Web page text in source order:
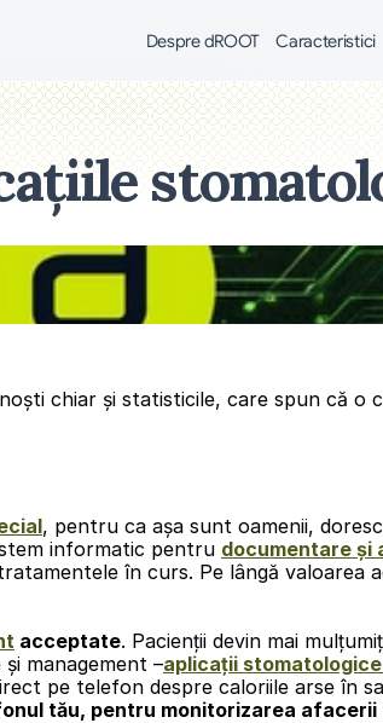
Despre dROOT Caracteristici
chiar și statisticile, care spun că o
, pentru ca așa sunt oamenii,
informatic pentru documentare și
în curs. Pe lângă valoarea
acceptate. Pacienții devin mai
management –aplicații
pe telefon despre caloriile arse în
tău, pentru monitorizarea afacerii